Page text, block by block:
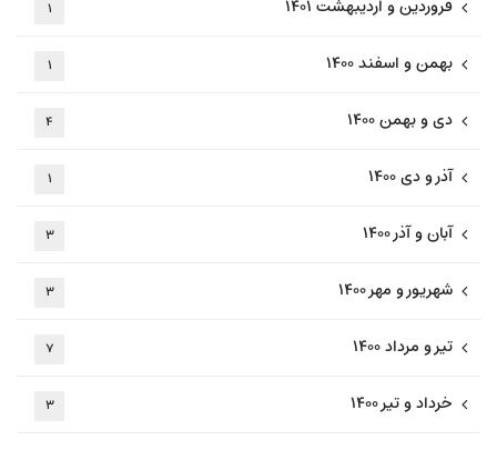
فروردین و اردیبهشت ۱۴۰۱ ۱
بهمن و اسفند ۱۴۰۰ ۱
دی و بهمن ۱۴۰۰ ۴
آذر و دی ۱۴۰۰ ۱
آبان و آذر ۱۴۰۰ ۳
شهریور و مهر ۱۴۰۰ ۳
تیر و مرداد ۱۴۰۰ ۷
خرداد و تیر ۱۴۰۰ ۳